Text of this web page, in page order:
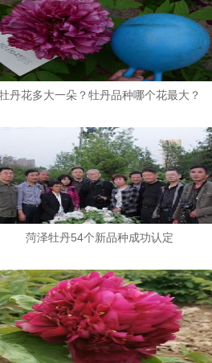
丹花多大一朵？牡丹品种哪个花最大？
菏泽牡丹54个新品种成功认定